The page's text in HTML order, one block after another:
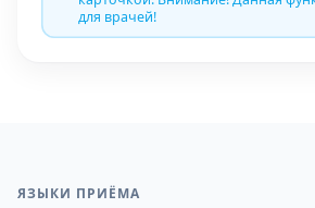
для врачей!
ЯЗЫКИ ПРИЁМА